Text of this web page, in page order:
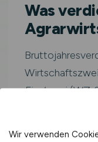
Was
Fischerei(WZ-
Wir verwenden